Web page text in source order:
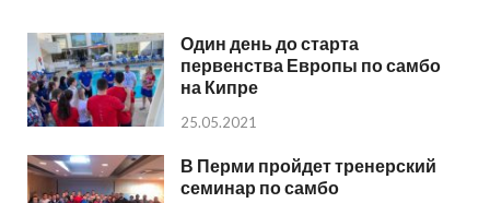
Один день до старта
первенства Европы по самбо
на Кипре
25.05.2021
В Перми пройдет тренерский
семинар по самбо